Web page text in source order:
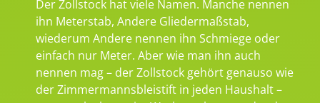
Der Zollstock hat viele Namen. Manche nennen
ihn Meterstab, Andere Gliedermaßstab,
wiederum Andere nennen ihn Schmiege oder
einfach nur Meter. Aber wie man ihn auch
nennen mag – der Zollstock gehört genauso wie
der Zimmermannsbleistift in jeden Haushalt –